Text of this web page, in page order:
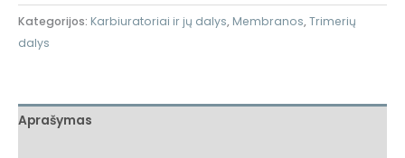
Kategorijos: Karbiuratoriai ir jų dalys, Membranos,Trimerių
dalys
Aprašymas